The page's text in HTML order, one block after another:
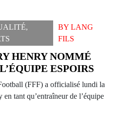
,
BYLANG
FILS
HENRY NOMMÉ
ESPOIRS
(FFF) a officialisé lundi la
tant qu’entraîneur de l’équipe